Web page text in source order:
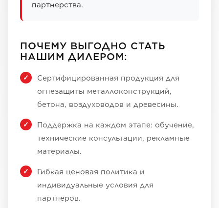
партнерства.
ПОЧЕМУ ВЫГОДНО СТАТЬ
НАШИМ ДИЛЕРОМ:
Сертифицированная продукция для
огнезащиты металлоконструкций,
бетона, воздуховодов и древесины.
Поддержка на каждом этапе: обучение,
технические консультации, рекламные
материалы.
Гибкая ценовая политика и
индивидуальные условия для
партнеров.